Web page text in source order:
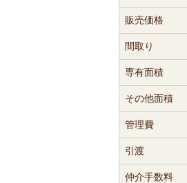
販売価格
間取り
専有面積
その他面積
管理費
引渡
仲介手数料